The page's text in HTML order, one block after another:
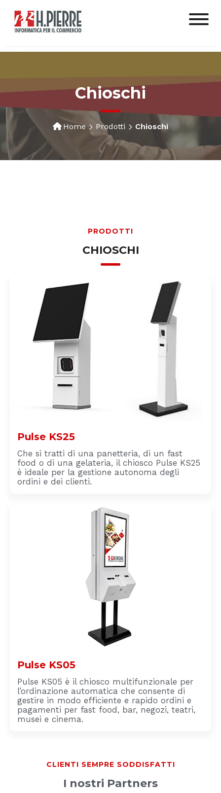
Chioschi
Home Prodotti Chioschi
PRODOTTI
CHIOSCHI
Pulse KS25
Che si tratti di una panetteria, di un fast
food o di una gelateria, il chiosco Pulse KS25
è ideale per la gestione autonoma degli
ordini e dei clienti.
Pulse KS05
Pulse KS05 è il chiosco multifunzionale per
l’ordinazione automatica che consente di
gestire in modo efficiente e rapido ordini e
pagamenti per fast food, bar, negozi, teatri,
musei e cinema.
CLIENTI SEMPRE SODDISFATTI
I nostri Partners